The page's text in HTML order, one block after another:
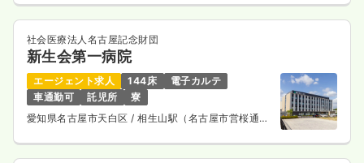
社会医療法人名古屋記念財団
新生会第一病院
エージェント求人 144床
電子カルテ
車通勤可
託児所
寮
愛知県名古屋市天白区/ 相生山駅（名古屋市営桜通